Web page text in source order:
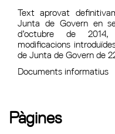
Text aprovat
Junta de Govern en
d’octubre de
modificacions
de Junta de Govern de
Documents informatius
Pàgines